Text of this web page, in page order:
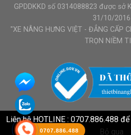
GPDDKKD số 0314088823 được sở
31/10/2016
"XE NÂNG HƯNG VIỆT - ĐẲNG CẤP
TRỌN NIỀM
Liên hệ HOTLINE : 0707.886.488
Bỏ qua
0707.886.488